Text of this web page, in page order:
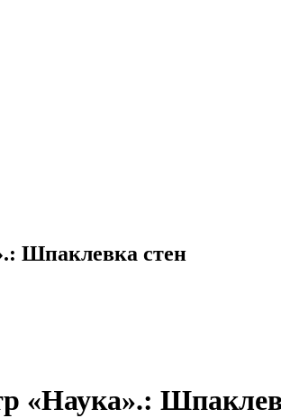
Шпаклевка стен
«Наука».: